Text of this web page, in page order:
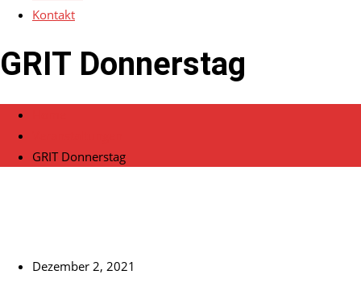
Kontakt
GRIT Donnerstag
GRIT Donnerstag
Dezember 2, 2021